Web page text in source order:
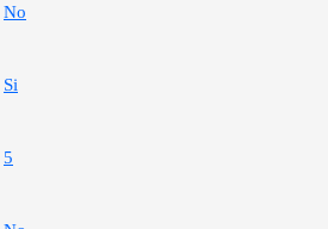
No
Si
5